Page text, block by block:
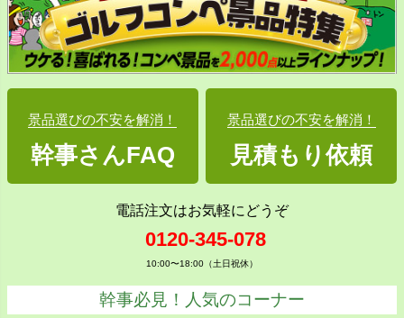
景品選びの不安を解消！
幹事さんFAQ
景品選びの不安を解消！
見積もり依頼
電話注文はお気軽にどうぞ
0120-345-078
10:00〜18:00（土日祝休）
幹事必見！人気のコーナー